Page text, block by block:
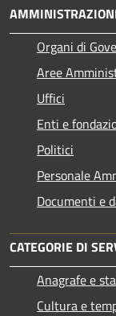
Organi di
Aree
Uffici
Enti e
Politici
Personale
Documenti e
CATEGORIE DI
Anagrafe e
Cultura e